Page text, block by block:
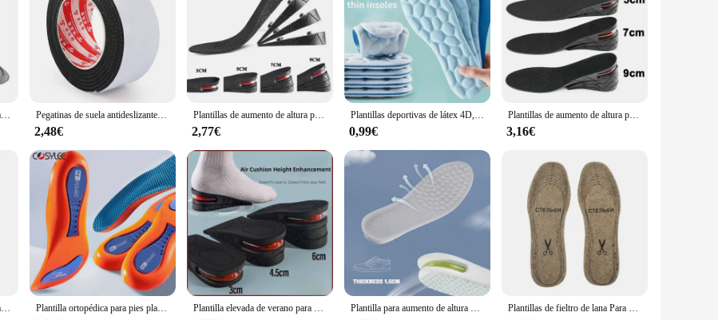
Plantillas ortopédicas de espuma viscoelástica para zapatos, plantilla de desodorización Nano antibacteriana, cojín para correr con absorción de sudor, 4 Uds. Pegatinas de suela antideslizantes, Protector de suela de talón sin adhesivo, plantillas de cojín silencioso para parte inferior de zapato, reparación de suelas portátiles, almohadillas para zapatos
2,48€
Plantillas de aumento de altura para hombres y mujeres, plantilla Invisible Variable, almohadilla de soporte de corte ajustable, almohadilla de elevación de cojín de zapatos de aire, 3-9cm
2,77€
Plantillas deportivas de látex 4D, almohadillas suaves de alta elasticidad para zapatos, cesta transpirable para correr, suela de zapato, soporte para arco, inserciones ortopédicas Unisex
0,99€
Plantillas de aumento de altura para hombres y mujeres, kit de elevador de zapatos con cojín de aire, inserciones de 3-9cm de altura Variable
3,16€
Plantillas ortopédicas de espuma viscoelástica Unisex, plantilla desodorizante, absorbe el sudor, suave, antibacteriano, accesorios para zapatos, 10 piezas Plantilla ortopédica para pies planos, soporte para ARCO, plantilla ortopédica para zapatos, facilidad de presión Plantilla elevada de verano para hombre y mujer, cojín de aire interior Invisible, medio cojín para COSPLAY, 1 par Plantilla para aumento de altura para pies, plantillas cómodas para fascitis Plantar, zapatos deportivos para hombres y mujeres, almohadillas para zapatos absorbentes de aire, 1 par Plantillas de fieltro de lana Para Zapatos hombres mujeres plantillas cálidas absorbentes de golpes zapatos almohadilla Inlegzolen Heren Plantillas Adhesivas Para Zapatos